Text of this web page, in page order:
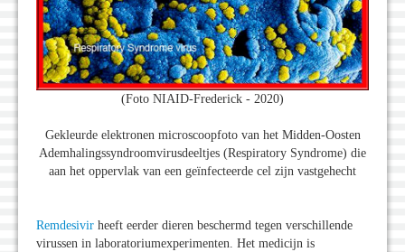
(Foto NIAID-Frederick - 2020)
Gekleurde elektronen microscoopfoto van het Midden-Oosten
Ademhalingssyndroomvirusdeeltjes (Respiratory Syndrome) die
aan het oppervlak van een geïnfecteerde cel zijn vastgehecht
Remdesivir heeft eerder dieren beschermd tegen verschillende
virussen in laboratoriumexperimenten. Het medicijn is